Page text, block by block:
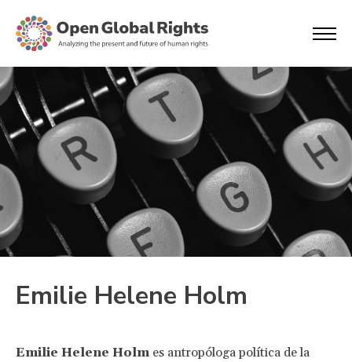
Emilie Helene Holm
Emilie Helene Holm es antropóloga política de la